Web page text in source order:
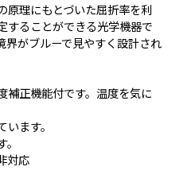
原理にもとづいた屈折率を利
することができる光学機器で
界がブルーで見やすく設計され
正機能付です。温度を気に
ます。
対応